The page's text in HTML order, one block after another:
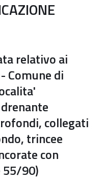
relativo ai
Comune di
collegati
trincee
con
55/90)